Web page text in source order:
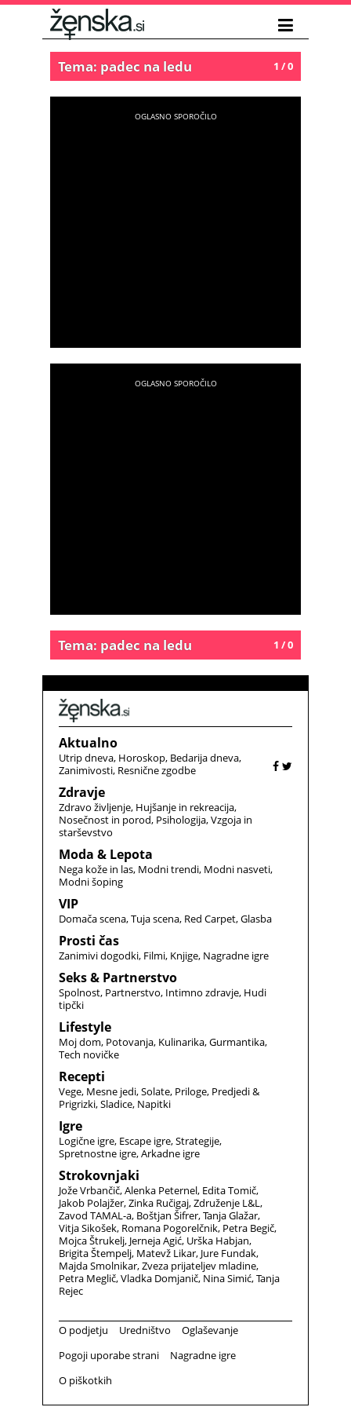
1 / 0
Tema: padec na ledu
1 / 0
Tema: padec na ledu
Aktualno
Utrip dneva Horoskop Bedarija dneva
Zanimivosti Resnične zgodbe
Zdravje
Zdravo življenje Hujšanje in rekreacija
Nosečnost in porod Psihologija Vzgoja in
starševstvo
Moda & Lepota
Nega kože in las Modni trendi Modni nasveti
Modni šoping
VIP
Domača scena Tuja scena Red Carpet Glasba
Prosti čas
Zanimivi dogodki Filmi Knjige Nagradne igre
Seks & Partnerstvo
Spolnost Partnerstvo Intimno zdravje Hudi
tipčki
Lifestyle
Moj dom Potovanja Kulinarika Gurmantika
Tech novičke
Recepti
Vege Mesne jedi Solate Priloge Predjedi &
Prigrizki Sladice Napitki
Igre
Logične igre Escape igre Strategije
Spretnostne igre Arkadne igre
Strokovnjaki
Jože Vrbančič Alenka Peternel Edita Tomič
Jakob Polajžer Zinka Ručigaj Združenje L&L
Zavod TAMAL-a Boštjan Šifrer Tanja Glažar
Vitja Sikošek Romana Pogorelčnik Petra Begič
Mojca Štrukelj Jerneja Agić Urška Habjan
Brigita Štempelj Matevž Likar Jure Fundak
Majda Smolnikar Zveza prijateljev mladine
Petra Meglič Vladka Domjanič Nina Simić Tanja
Rejec
O podjetju Uredništvo
Oglaševanje
Pogoji uporabe strani
Nagradne igre
O piškotkih